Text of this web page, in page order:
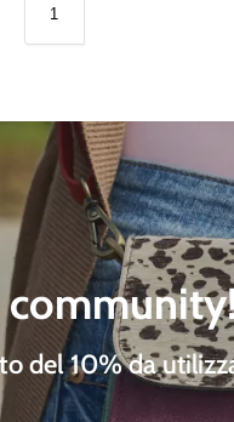
del 10%da